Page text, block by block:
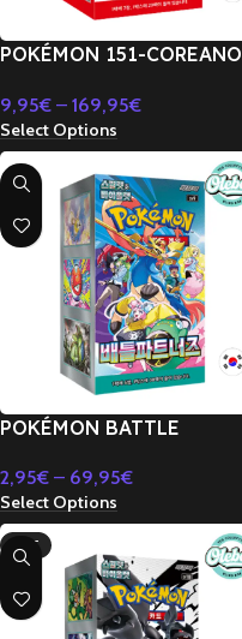
POKÉMON 151-COREANO
9,95€ – 169,95€
Select Options
POKÉMON BATTLE
2,95€ – 69,95€
Select Options
HOT